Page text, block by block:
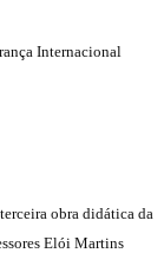
Internacional
obra didática da
Elói Martins